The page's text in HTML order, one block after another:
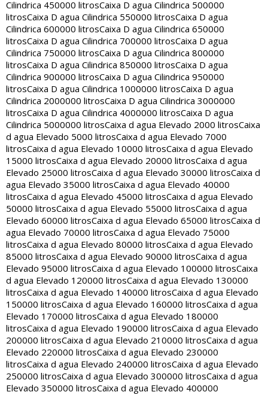
Cilindrica 450000 litrosCaixa D agua Cilindrica 500000
litrosCaixa D agua Cilindrica 550000 litrosCaixa D agua
Cilindrica 600000 litrosCaixa D agua Cilindrica 650000
litrosCaixa D agua Cilindrica 700000 litrosCaixa D agua
Cilindrica 750000 litrosCaixa D agua Cilindrica 800000
litrosCaixa D agua Cilindrica 850000 litrosCaixa D agua
Cilindrica 900000 litrosCaixa D agua Cilindrica 950000
litrosCaixa D agua Cilindrica 1000000 litrosCaixa D agua
Cilindrica 2000000 litrosCaixa D agua Cilindrica 3000000
litrosCaixa D agua Cilindrica 4000000 litrosCaixa D agua
Cilindrica 5000000 litrosCaixa d agua Elevado 2000 litrosCaixa
d agua Elevado 5000 litrosCaixa d agua Elevado 7000
litrosCaixa d agua Elevado 10000 litrosCaixa d agua Elevado
15000 litrosCaixa d agua Elevado 20000 litrosCaixa d agua
Elevado 25000 litrosCaixa d agua Elevado 30000 litrosCaixa d
agua Elevado 35000 litrosCaixa d agua Elevado 40000
litrosCaixa d agua Elevado 45000 litrosCaixa d agua Elevado
50000 litrosCaixa d agua Elevado 55000 litrosCaixa d agua
Elevado 60000 litrosCaixa d agua Elevado 65000 litrosCaixa d
agua Elevado 70000 litrosCaixa d agua Elevado 75000
litrosCaixa d agua Elevado 80000 litrosCaixa d agua Elevado
85000 litrosCaixa d agua Elevado 90000 litrosCaixa d agua
Elevado 95000 litrosCaixa d agua Elevado 100000 litrosCaixa
d agua Elevado 120000 litrosCaixa d agua Elevado 130000
litrosCaixa d agua Elevado 140000 litrosCaixa d agua Elevado
150000 litrosCaixa d agua Elevado 160000 litrosCaixa d agua
Elevado 170000 litrosCaixa d agua Elevado 180000
litrosCaixa d agua Elevado 190000 litrosCaixa d agua Elevado
200000 litrosCaixa d agua Elevado 210000 litrosCaixa d agua
Elevado 220000 litrosCaixa d agua Elevado 230000
litrosCaixa d agua Elevado 240000 litrosCaixa d agua Elevado
250000 litrosCaixa d agua Elevado 300000 litrosCaixa d agua
Elevado 350000 litrosCaixa d agua Elevado 400000